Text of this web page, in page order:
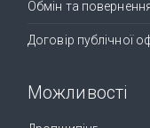
Обмін та
Договір публічної
Можливості